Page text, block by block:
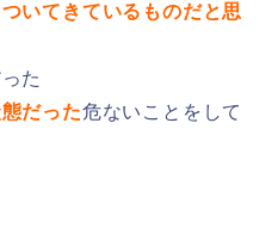
いてきているものだと思
た
だった危ないことをして